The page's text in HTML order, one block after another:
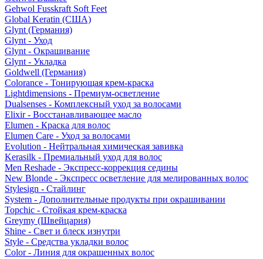
Gehwol Fusskraft Soft Feet
Global Keratin (США)
Glynt (Германия)
Glynt - Уход
Glynt - Окрашивание
Glynt - Укладка
Goldwell (Германия)
Colorance - Тонирующая крем-краска
Lightdimensions - Премиум-осветление
Dualsenses - Комплексный уход за волосами
Elixir - Восстанавливающее масло
Elumen - Краска для волос
Elumen Care - Уход за волосами
Evolution - Нейтральная химическая завивка
Kerasilk - Премиальный уход для волос
Men Reshade - Экспресс-коррекция седины
New Blonde - Экспресс осветление для мелированных волос
Stylesign - Стайлинг
System - Дополнительные продукты при окрашивании
Topchic - Стойкая крем-краска
Greymy (Швейцария)
Shine - Свет и блеск изнутри
Style - Средства укладки волос
Color - Линия для окрашенных волос